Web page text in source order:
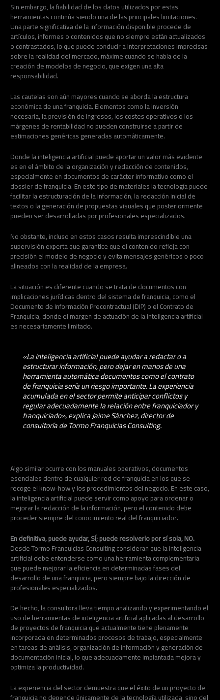
Sin embargo, la fiabilidad de los datos utilizados por estas
herramientas continúa siendo una de las principales limitaciones.
Una parte significativa de la información disponible procede de
artículos, informes o contenidos que no siempre están actualizados
o contrastados, lo que puede conducir a interpretaciones imprecisas
sobre la realidad del mercado, máxime cuando se habla de la
creación de modelos de negocio, que exigen una alta
responsabilidad.
Las cautelas son aún mayores cuando se aborda la estructura
económica de una franquicia. Elementos como la inversión
necesaria, la previsión de ingresos, los costes operativos o los
márgenes de rentabilidad no pueden construirse a partir de
estimaciones genéricas generadas automáticamente.
Donde la inteligencia artificial puede aportar un valor más evidente
es en el ámbito de la organización y redacción de contenidos,
especialmente en documentos de carácter informativo como el
dossier de franquicia. En este tipo de materiales la tecnología puede
facilitar la estructuración de la información, la redacción inicial de
textos o la generación de propuestas visuales que posteriormente
pueden ser desarrolladas por profesionales especializados.
No obstante, incluso en estos casos resulta imprescindible una
supervisión experta que garantice que el contenido refleja con
precisión el modelo de negocio y evita mensajes genéricos o poco
alineados con la realidad de la empresa.
La situación es diferente cuando se trata de documentos con
implicaciones jurídicas dentro del sistema de franquicia, como el
Documento de Información Precontractual (DIP) o el Contrato de
Franquicia, donde el margen de actuación de la inteligencia artificial
es necesariamente limitado.
«La inteligencia artificial puede ayudar a redactar o a
estructurar información, pero dejar en manos de una
herramienta automática documentos como el contrato
de franquicia sería un riesgo importante. La experiencia
acumulada en el sector permite anticipar conflictos y
regular adecuadamente la relación entre franquiciador y
franquiciado», explica Jaime Sánchez, director de
consultoría de Tormo Franquicias Consulting.
Algo similar ocurre con los manuales operativos, documentos
esenciales dentro de cualquier red de franquicia en los que se
recoge el know-how y los procedimientos del negocio. En este caso,
la inteligencia artificial puede servir como apoyo para ordenar o
mejorar la redacción de la información, pero el contenido debe
proceder siempre del conocimiento real del franquiciador.
En definitiva, puede ayudar, SÍ; puede resolverlo por sí sola, NO.
Desde Tormo Franquicias Consulting consideran que la inteligencia
artificial debe entenderse como una herramienta complementaria
que puede mejorar la eficiencia en determinadas fases del
desarrollo de una franquicia, pero siempre bajo la dirección de
profesionales especializados.
De hecho, la consultora lleva tiempo analizando y experimentando el
uso de herramientas de inteligencia artificial aplicadas al desarrollo
de proyectos de franquicia que actualmente tiene plenamente
incorporada en determinados procesos de trabajo, especialmente
en tareas de análisis, organización de información y generación de
documentación inicial, lo que adecuadamente implantada mejora y
optimiza la productividad.
La experiencia del sector demuestra que el éxito de un proyecto de